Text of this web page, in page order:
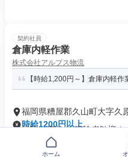
契約社員
倉庫内軽作業
株式会社アルプス物流
【時給1,200円～】倉庫内軽作
福岡県糟屋郡久山町大字久
時給1200円以上
経験・資格 未経験者歓迎
社員登用あり
ホーム